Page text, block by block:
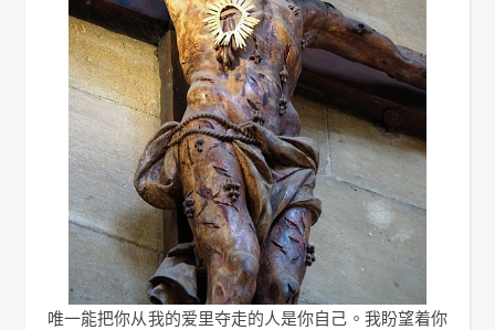
唯一能把你从我的爱里夺走的人是你自己。我盼望着你